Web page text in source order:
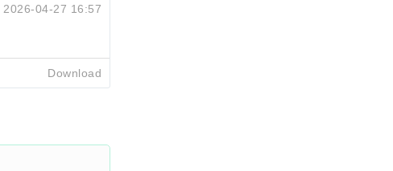
2026-04-27 16:57
Download